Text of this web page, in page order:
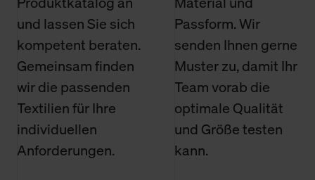
und lassen Sie sich
kompetent beraten.
Gemeinsam finden
wir die passenden
Textilien für Ihre
individuellen
Anforderungen.
Passform. Wir
senden Ihnen gerne
Muster zu, damit Ihr
Team vorab die
optimale Qualität
und Größe testen
kann.